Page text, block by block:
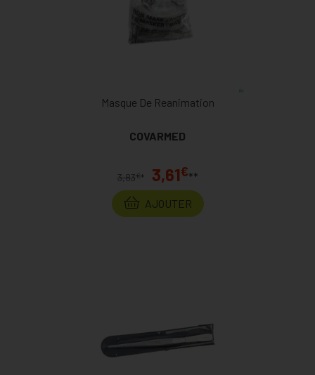
Masque De Reanimation
COVARMED
3,83€ * 3,61€**
AJOUTER